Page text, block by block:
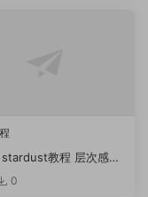
stardust教程 层次感粒
0